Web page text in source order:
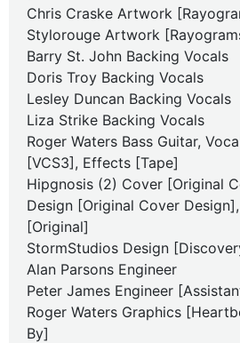
Chris Craske Artwork
Stylorouge Artwork
Barry St. John Backing Vocals
Doris Troy Backing Vocals
Lesley Duncan Backing Vocals
Liza Strike Backing Vocals
Roger Waters Bass Guitar,
[VCS3], Effects [Tape]
Hipgnosis (2) Cover [Original
Design [Original Cover
[Original]
StormStudios Design
Alan Parsons Engineer
Peter James Engineer
Roger Waters Graphics
By]